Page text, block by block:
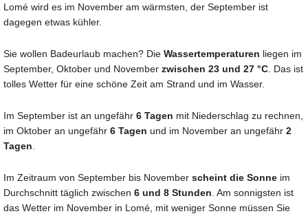
Lomé wird es im November am wärmsten, der September ist
dagegen etwas kühler.
Sie wollen Badeurlaub machen? Die Wassertemperaturen liegen im
September, Oktober und November zwischen 23 und 27 °C . Das ist
tolles Wetter für eine schöne Zeit am Strand und im Wasser.
Im September ist an ungefähr 6 Tagen mit Niederschlag zu rechnen,
im Oktober an ungefähr 6 Tagen und im November an ungefähr 2
Tagen
Im Zeitraum von September bis November scheint die Sonne im
Durchschnitt täglich zwischen 6 und 8 Stunden . Am sonnigsten ist
das Wetter im November in Lomé, mit weniger Sonne müssen Sie